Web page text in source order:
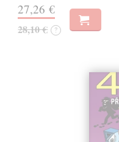
27,26 €
28,10 € ?